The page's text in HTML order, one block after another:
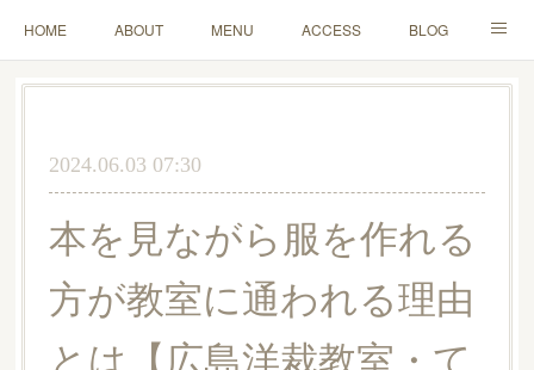
HOME ABOUT MENU ACCESS BLOG
MAIL
2024.06.03 07:30
本を見ながら服を作れる
方が教室に通われる理由
とは【広島洋裁教室・て